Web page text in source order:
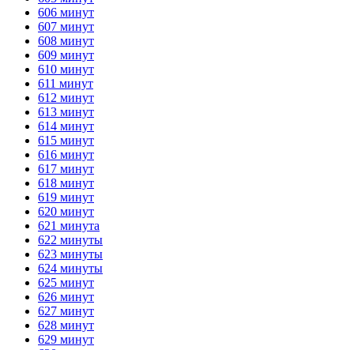
606 минут
607 минут
608 минут
609 минут
610 минут
611 минут
612 минут
613 минут
614 минут
615 минут
616 минут
617 минут
618 минут
619 минут
620 минут
621 минута
622 минуты
623 минуты
624 минуты
625 минут
626 минут
627 минут
628 минут
629 минут